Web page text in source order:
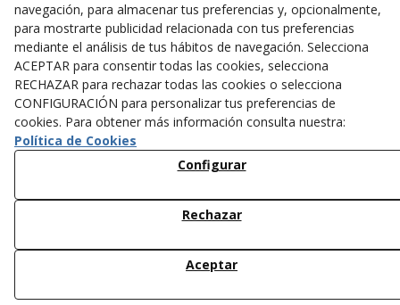
Política de privacidad
Política de cookies
TE ESPERAMOS
C/Santa Anna nº 7
25300 Tárrega ( Lleida) España
973 31 04 47
638782846
info@cangurstarrega.com
© 08/2026 Cangurs - Todos los derechos reservados.
navegación, para almacenar tus preferencias y, opcionalmente,
para mostrarte publicidad relacionada con tus preferencias
mediante el análisis de tus hábitos de navegación. Selecciona
ACEPTAR para consentir todas las cookies, selecciona
RECHAZAR para rechazar todas las cookies o selecciona
CONFIGURACIÓN para personalizar tus preferencias de
cookies. Para obtener más información consulta nuestra:
Política de Cookies
Configurar
Rechazar
Aceptar